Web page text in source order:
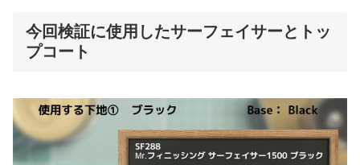
今回検証に使用したサーフェイサーとトッ
プコート